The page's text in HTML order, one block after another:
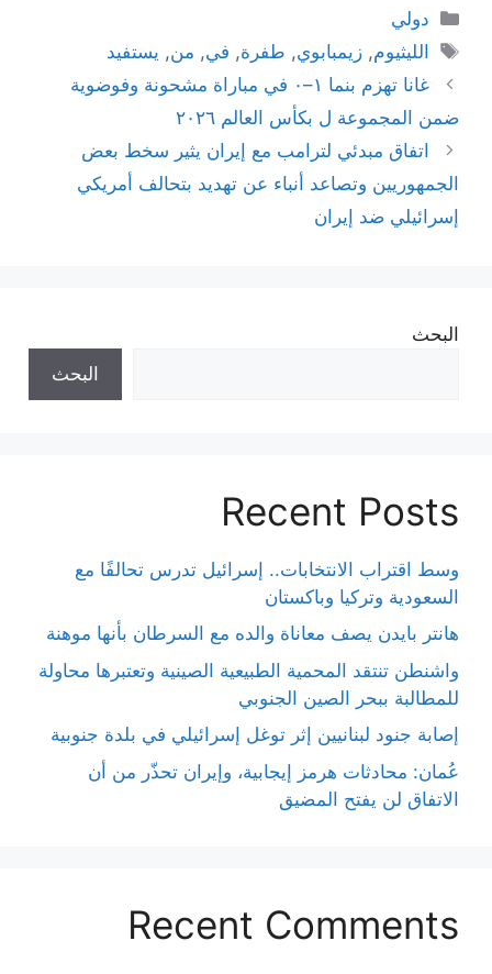
التصنيفات
دولي
الوسوم
الليثيوم,زيمبابوي, طفرة, في, من, يستفيد
غانا تهزم بنما ١–٠ في مباراة مشحونة وفوضوية
ضمن المجموعة ل بكأس العالم ٢٠٢٦
اتفاق مبدئي لترامب مع إيران يثير سخط بعض
الجمهوريين وتصاعد أنباء عن تهديد بتحالف أمريكي
إسرائيلي ضد إيران
البحث
البحث
Recent Posts
وسط اقتراب الانتخابات.. إسرائيل تدرس تحالفًا مع
السعودية وتركيا وباكستان
هانتر بايدن يصف معاناة والده مع السرطان بأنها موهنة
واشنطن تنتقد المحمية الطبيعية الصينية وتعتبرها محاولة
للمطالبة ببحر الصين الجنوبي
إصابة جنود لبنانيين إثر توغل إسرائيلي في بلدة جنوبية
عُمان: محادثات هرمز إيجابية، وإيران تحذّر من أن
الاتفاق لن يفتح المضيق
Recent Comments